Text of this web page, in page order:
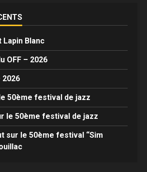
Blanc
OFF – 2026
2026
50ème festival de jazz
le 50ème festival de jazz
sur le 50ème festival “Sim